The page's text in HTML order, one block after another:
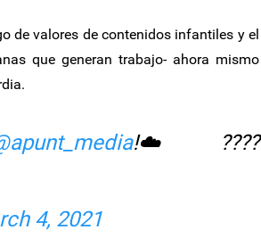
de valores de contenidos infantiles y el
que generan trabajo- ahora mismo
!☁️????
4, 2021